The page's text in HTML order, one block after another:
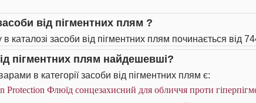
від пігментних плям ?
в каталозі засоби від пігментних плям починається від
пігментних плям найдешевші?
в категорії засоби від пігментних плям є:
Protection Флюїд сонцезахисний для обличчя проти